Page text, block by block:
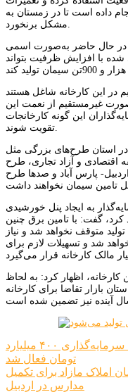
داده است تا در زمستان به
در حال حاضر به‌صورت اسمی
شده با افزایش ظرفیت بتواند
به‌صورت مستقیم در این کارخانه شاغل هستند
و 800 نفر نیز به‌صورت غیرمستقیم از نعمت این
این گونه کارخانجات
در استان طرح‌های بزرگی مثل
اقتصادی و آزاد تجاری، طرح
پارس آباد و صدها طرح
به ایجاد پنل خورشیدی
کرد، گفت: با تامین برق چنین
متوقف نخواهد شد و نیاز
شد و تسهیلات لازم برای
کارخانه، اظهار کرد: به لحاظ
بازار تقاضا برای کارخانه
راهبری
نوشته
۲۸ واحد تولیدی اردبیل با سرمایه‌گذاری ۴۰۰ میلیارد
تومان فعال شد
تومان املاک مازاد برای تکمیل
مدارس در اردبیل